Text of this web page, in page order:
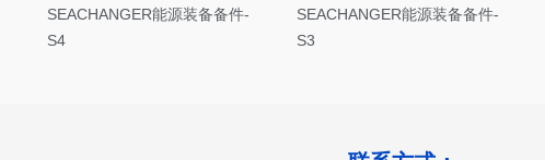
SEACHANGER能源装备备件-
S4
SEACHANGER能源装备备件-
S3